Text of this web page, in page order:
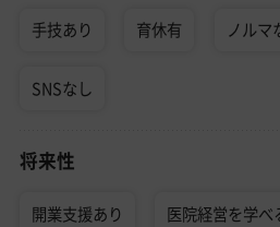
手技あり 育休有 ノルマ
SNSなし
将来性
開業支援あり 医院経営を学べ